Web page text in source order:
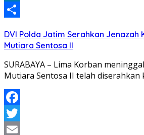
LinkedIn
DVI Polda Jatim Serahkan Jenazah
Mutiara Sentosa II
SURABAYA – Lima Korban
Mutiara Sentosa II telah diserahkan
Facebook
Twitter